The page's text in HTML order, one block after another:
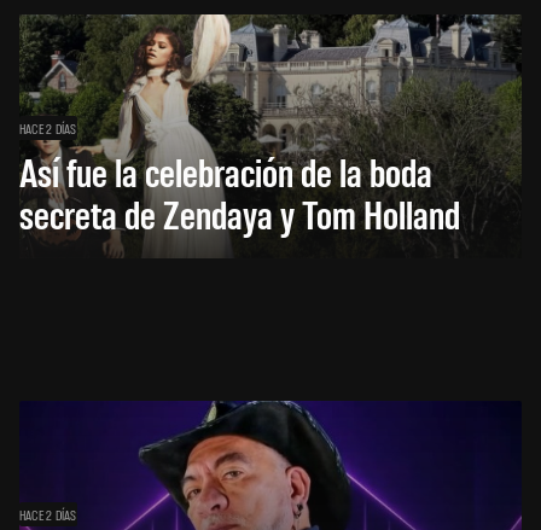
HACE 2 DÍAS
Así fue la celebración de la boda
secreta de Zendaya y Tom Holland
HACE 2 DÍAS